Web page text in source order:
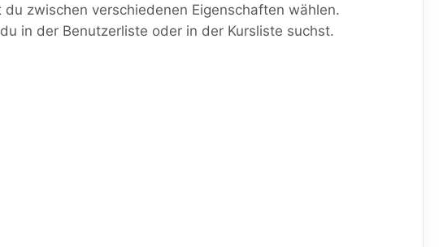
zwischen verschiedenen Eigenschaften wählen.
in der Benutzerliste oder in der Kursliste suchst.